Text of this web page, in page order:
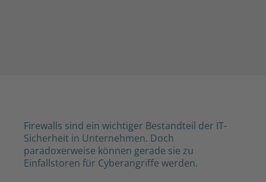
Firewalls sind ein wichtiger Bestandteil der IT-
Sicherheit in Unternehmen. Doch
paradoxerweise können gerade sie zu
Einfallstoren für Cyberangriffe werden.